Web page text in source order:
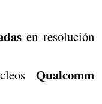
en resolución
Qualcomm